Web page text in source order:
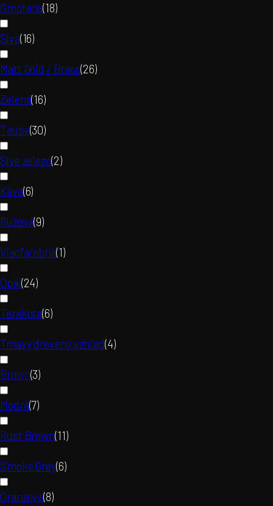
Smotana(18)
Sivá(16)
Matt Gold / Brass(26)
Zelená(16)
Taupe(30)
Sivé železo(2)
Káva(6)
Ružová(9)
Viacfarebné(1)
Opál(24)
Terakota(6)
Tmavý drevený vzhľad(4)
Brown(3)
Modrá(7)
Rust Brown(11)
Smoke Grey(6)
Oranžová(8)